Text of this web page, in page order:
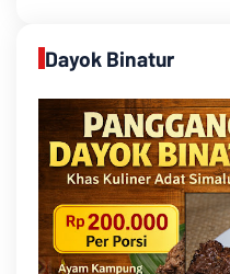
Dayok Binatur